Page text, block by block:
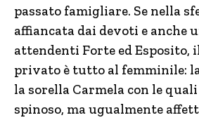
passato famigliare. Se nella
affiancata dai devoti e anche
attendenti Forte ed Esposito,
privato è tutto al femminile:
la sorella Carmela con le
spinoso, ma ugualmente